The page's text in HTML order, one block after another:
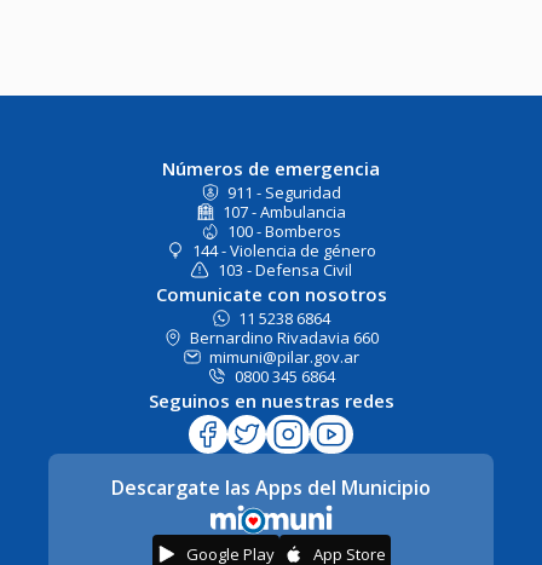
Números de emergencia
911 - Seguridad
107 - Ambulancia
100 - Bomberos
144 - Violencia de género
103 - Defensa Civil
Comunicate con nosotros
11 5238 6864
Bernardino Rivadavia 660
mimuni@pilar.gov.ar
0800 345 6864
Seguinos en nuestras redes
Descargate las Apps del Municipio
Google Play App Store